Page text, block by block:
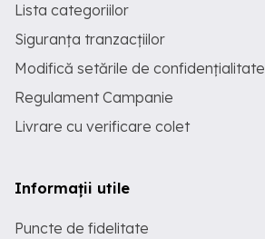
Lista categoriilor
Siguranța tranzacțiilor
Modifică setările de confidențialitate
Regulament Campanie
Livrare cu verificare colet
Informații utile
Puncte de fidelitate